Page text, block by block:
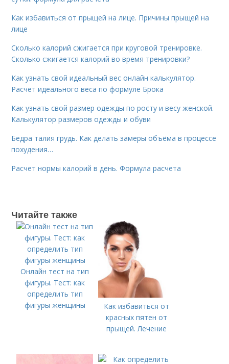
Как избавиться от прыщей на лице. Причины прыщей на
лице
Сколько калорий сжигается при круговой тренировке.
Сколько сжигается калорий во время тренировки?
Как узнать свой идеальный вес онлайн калькулятор.
Расчет идеального веса по формуле Брока
Как узнать свой размер одежды по росту и весу женской.
Калькулятор размеров одежды и обуви
Бедра талия грудь. Как делать замеры объёма в процессе
похудения…
Расчет нормы калорий в день. Формула расчета
Читайте также
Онлайн тест на тип
фигуры. Тест: как
определить тип
фигуры женщины
Как избавиться от
красных пятен от
прыщей. Лечение